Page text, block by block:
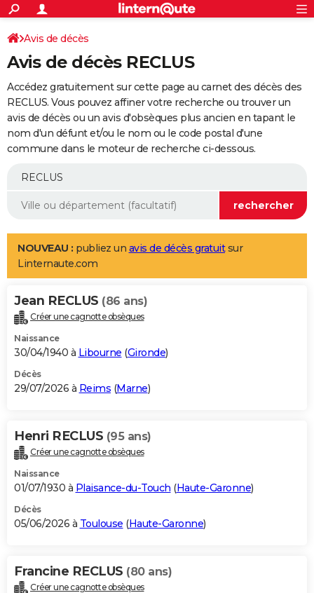
ACTUALITÉS
Politique
Société
Faits Divers
Education
Monde
Villes
+
SPORT
Coupe du monde 2026
Football
Tennis
Cyclisme
Rugby
Forum
Programme TV
TNT
Streaming
Cinéma
Sorties cinéma
Musique
+
FINANCE
Retraite
Epargne
Immobilier
Risques naturels par ville
Banque
Assurance
AUTO
Essais
Réserver un essai
Citadines
Berlines
SUV
Forum auto
+
Mobiles
Meilleur smartphone
Internet
Ordinateurs
Jeux vidéo
Guide high-tech
Aménagement intérieur
LIFESTYLE
Art de vivre
Bien-être
Loisirs
Mode
Modes de vie
Alimentation
Guide de la santé
Maladies
Médicaments
Sommeil
VOYAGE
Destinations
City break
Voyage nature
Voyage de noces
Forum
Climat
+PHOTO
GUIDES D'ACHAT
BONS PLANS
Carte de Noël
Carte Bonne année
Carte Saint-Valentin
Carte Pâques
Carte d'anniversaire
DICTIONNAIRE
Dictionnaire
Biographies
Citations
Expressions
Proverbes
PROGRAMME TV
S'inscrire
Se connecter
Lycées
Collèges
Primaires
Universités
Entreprises
Service militaire
Avis de recherche
AVIS DE DÉCÈS
Bricolage
Lifestyle
Culture
Sport
Auto
Television
Voyage
Cinema
Avis de décès
Avis de décès RECLUS
Accédez gratuitement sur cette page au carnet des décès des
RECLUS. Vous pouvez affiner votre recherche ou trouver un
avis de décès ou un avis d'obsèques plus ancien en tapant le
nom d'un défunt et/ou le nom ou le code postal d'une
commune dans le moteur de recherche ci-dessous.
NOUVEAU : publiez un avis de décès gratuitsur
Linternaute.com
Jean RECLUS (86 ans)
Créer une cagnotte obsèques
Naissance
30/04/1940 à Libourne (Gironde)
Décès
29/07/2026 à Reims (Marne)
Henri RECLUS (95 ans)
Créer une cagnotte obsèques
Naissance
01/07/1930 à Plaisance-du-Touch (Haute-Garonne)
Décès
05/06/2026 à Toulouse (Haute-Garonne)
Francine RECLUS (80 ans)
Créer une cagnotte obsèques